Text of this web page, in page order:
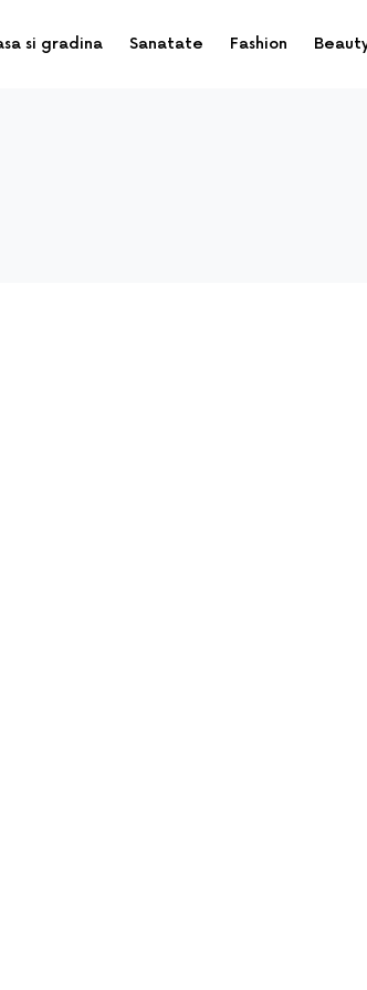
si gradina Sanatate Fashion